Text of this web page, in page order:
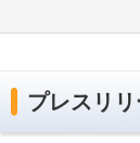
プレスリリ